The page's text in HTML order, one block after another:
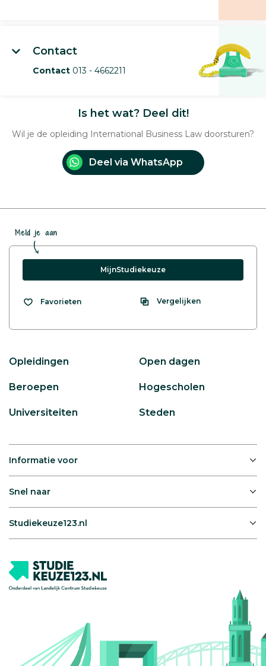
Contact
Contact 013 - 4662211
Is het wat? Deel dit!
Wil je de opleiding International Business Law doorsturen?
Deel via WhatsApp
Meld je aan
MijnStudiekeuze
Favorieten Vergelijken
Opleidingen Open dagen
Beroepen Hogescholen
Universiteiten Steden
Informatie voor
Snel naar
Studiekeuze123.nl